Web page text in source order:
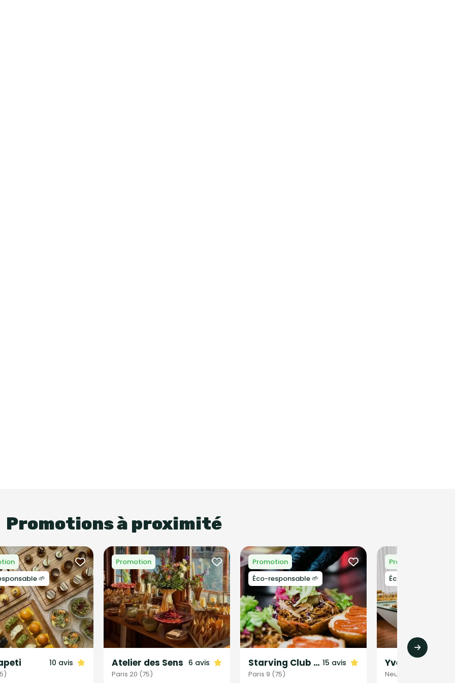
Promotions à proximité
🌱
10 avis
Promotion
Atelier des Sens 6 avis
Paris 20 (75)
Promotion
Éco-responsable 🌱
Starving Club Traiteur 15 avis
Paris 9 (75)
Promotion
Éco-responsable 🌱
Neuilly-sur-Marne